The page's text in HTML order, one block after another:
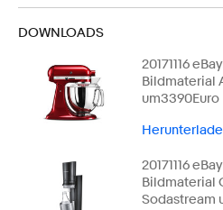
DOWNLOADS
20171116
Bildmaterial
um3390Euro
20171116
Bildmaterial
Sodastream